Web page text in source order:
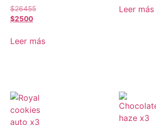
$26455
$2500
Leer más
Leer más